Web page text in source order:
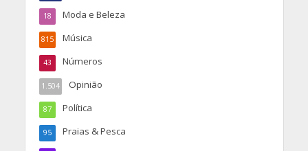
Moda e Beleza
18
Música
815
Números
43
Opinião
1.504
Política
87
Praias & Pesca
95